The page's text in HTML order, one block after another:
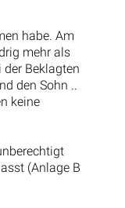
habe. Am
mehr als
Beklagten
den Sohn ..
keine
(Anlage B